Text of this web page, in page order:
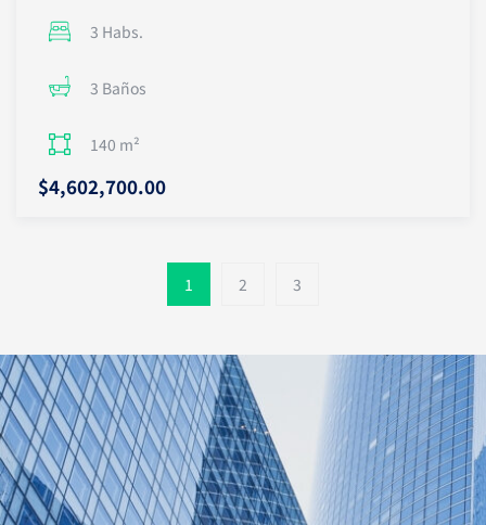
3 Habs.
3 Baños
140 m²
$4,602,700.00
1 2 3